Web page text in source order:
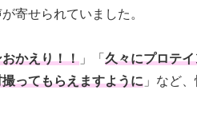
寄せられていました。
かえり！！ 」「 久々にプロテ
ってもらえますように 」など